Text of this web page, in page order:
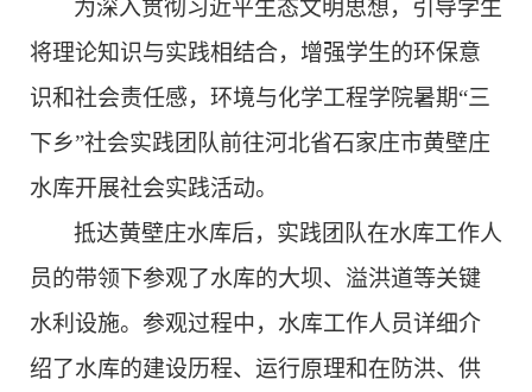
为深入贯彻习近平生态文明思想，引导学生
将理论知识与实践相结合，增强学生的环保意
识和社会责任感，环境与化学工程学院暑期“三
下乡”社会实践团队前往河北省石家庄市黄壁庄
水库开展社会实践活动。
抵达黄壁庄水库后，实践团队在水库工作人
员的带领下参观了水库的大坝、溢洪道等关键
水利设施。参观过程中，水库工作人员详细介
绍了水库的建设历程、运行原理和在防洪、供